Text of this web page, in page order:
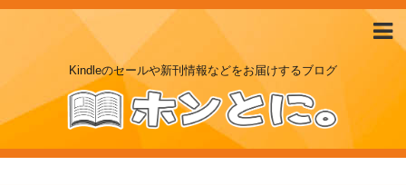
Kindleのセールや新刊情報などをお届けするブログ